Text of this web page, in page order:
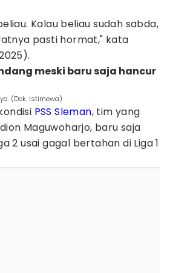
Kalau beliau sudah sabda,
pasti hormat," kata
meski baru saja hancur
(Dok. Istimewa)
PSS Sleman, tim yang
Maguwoharjo, baru saja
2 usai gagal bertahan di Liga 1